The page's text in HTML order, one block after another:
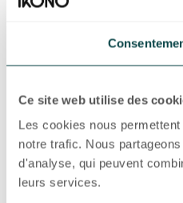
Ce site web utilise des
Les cookies nous
notre trafic. Nous
d'analyse, qui peuvent
leurs services.